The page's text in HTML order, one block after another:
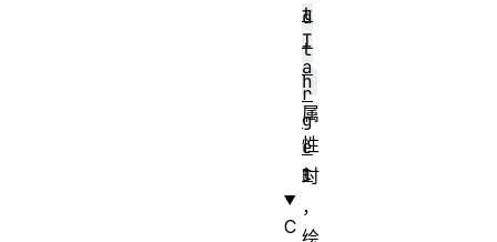
d
t
h
属
性
时
，
t
T
a
r
g
e
t
C